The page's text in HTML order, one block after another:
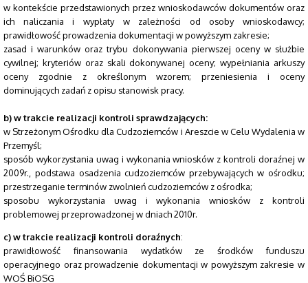
w kontekście przedstawionych przez wnioskodawców dokumentów oraz
ich naliczania i wypłaty w zależności od osoby wnioskodawcy;
prawidłowość prowadzenia dokumentacji w powyższym zakresie;
zasad i warunków oraz trybu dokonywania pierwszej oceny w służbie
cywilnej; kryteriów oraz skali dokonywanej oceny; wypełniania arkuszy
oceny zgodnie z określonym wzorem; przeniesienia i oceny
dominujących zadań z opisu stanowisk pracy.
b) w trakcie realizacji kontroli sprawdzających:
w Strzeżonym Ośrodku dla Cudzoziemców i Areszcie w Celu Wydalenia w
Przemyśl;
sposób wykorzystania uwag i wykonania wniosków z kontroli doraźnej w
2009r., podstawa osadzenia cudzoziemców przebywających w ośrodku;
przestrzeganie terminów zwolnień cudzoziemców z ośrodka;
sposobu wykorzystania uwag i wykonania wniosków z kontroli
problemowej przeprowadzonej w dniach 2010r.
c) w trakcie realizacji kontroli doraźnych:
prawidłowość finansowania wydatków ze środków funduszu
operacyjnego oraz prowadzenie dokumentacji w powyższym zakresie w
WOŚ BiOSG